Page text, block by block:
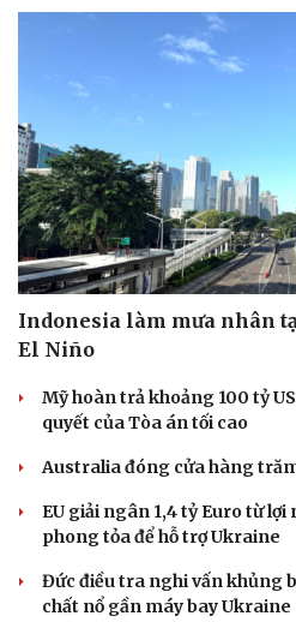
Indonesia làm mưa nhân
El Niño
Mỹ hoàn trả khoảng 100 tỷ
quyết của Tòa án tối cao
Australia đóng cửa hàng
EU giải ngân 1,4 tỷ Euro từ
phong tỏa để hỗ trợ Ukraine
Đức điều tra nghi vấn khủng
chất nổ gần máy bay Ukraine